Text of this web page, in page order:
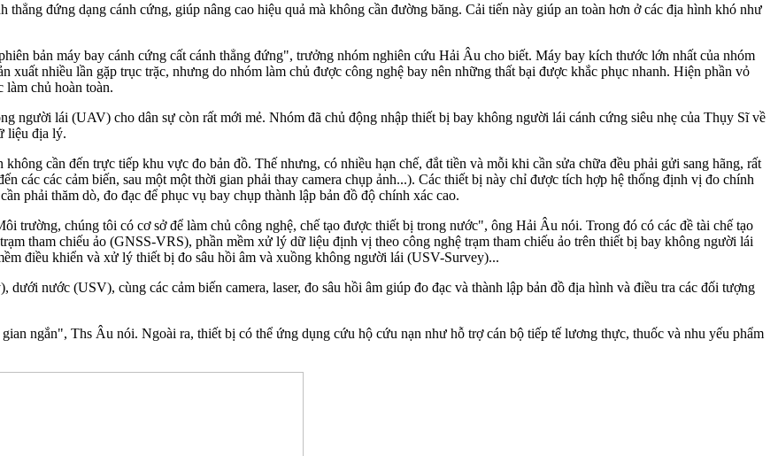
đứng dạng cánh cứng, giúp nâng cao hiệu quả mà không cần đường băng. Cải tiến này giúp an toàn hơn ở các địa hình khó như
bản máy bay cánh cứng cất cánh thẳng đứng", trưởng nhóm nghiên cứu Hải Âu cho biết. Máy bay kích thước lớn nhất của nhóm
xuất nhiều lần gặp trục trặc, nhưng do nhóm làm chủ được công nghệ bay nên những thất bại được khắc phục nhanh. Hiện phần vỏ
làm chủ hoàn toàn.
người lái (UAV) cho dân sự còn rất mới mẻ. Nhóm đã chủ động nhập thiết bị bay không người lái cánh cứng siêu nhẹ của Thụy Sĩ về
liệu địa lý.
cần đến trực tiếp khu vực đo bản đồ. Thế nhưng, có nhiều hạn chế, đắt tiền và mỗi khi cần sửa chữa đều phải gửi sang hãng, rất
các các cảm biến, sau một một thời gian phải thay camera chụp ảnh...). Các thiết bị này chỉ được tích hợp hệ thống định vị đo chính
phải thăm dò, đo đạc để phục vụ bay chụp thành lập bản đồ độ chính xác cao.
trường, chúng tôi có cơ sở để làm chủ công nghệ, chế tạo được thiết bị trong nước", ông Hải Âu nói. Trong đó có các đề tài chế tạo
tham chiếu ảo (GNSS-VRS), phần mềm xử lý dữ liệu định vị theo công nghệ trạm tham chiếu ảo trên thiết bị bay không người lái
điều khiển và xử lý thiết bị đo sâu hồi âm và xuồng không người lái (USV-Survey)...
nước (USV), cùng các cảm biến camera, laser, đo sâu hồi âm giúp đo đạc và thành lập bản đồ địa hình và điều tra các đối tượng
ngắn", Ths Âu nói. Ngoài ra, thiết bị có thể ứng dụng cứu hộ cứu nạn như hỗ trợ cán bộ tiếp tế lương thực, thuốc và nhu yếu phẩm